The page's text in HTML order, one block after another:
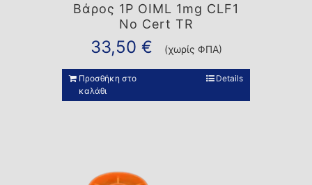
Βάρος 1P OIML 1mg CLF1
No Cert TR
33,50 € (χωρίς ΦΠΑ)
Προσθήκη στο
καλάθι
Details